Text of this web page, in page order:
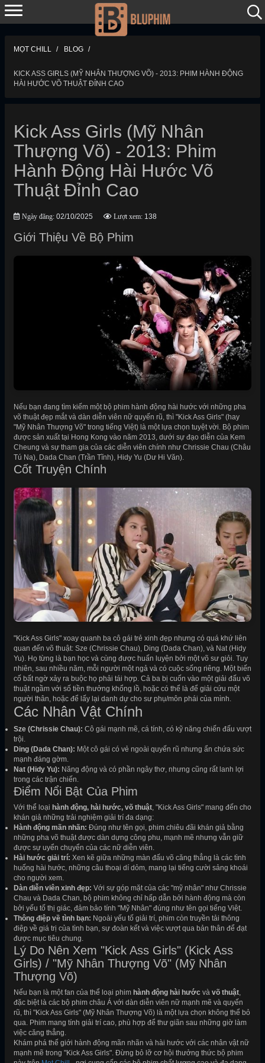
MỌT CHILL BLOG
KICK ASS GIRLS (MỸ NHÂN THƯỢNG VÕ) - 2013: PHIM HÀNH ĐỘNG
HÀI HƯỚC VÕ THUẬT ĐỈNH CAO
Kick Ass Girls (Mỹ Nhân
Thượng Võ) - 2013: Phim
Hành Động Hài Hước Võ
Thuật Đỉnh Cao
Ngày đăng: 02/10/2025 Lượt xem: 138
Giới Thiệu Về Bộ Phim
Nếu bạn đang tìm kiếm một bộ phim hành động hài hước với những pha
võ thuật đẹp mắt và dàn diễn viên nữ quyến rũ, thì "Kick Ass Girls" (hay
"Mỹ Nhân Thượng Võ" trong tiếng Việt) là một lựa chọn tuyệt vời. Bộ phim
được sản xuất tại Hong Kong vào năm 2013, dưới sự đạo diễn của Kem
Cheung và sự tham gia của các diễn viên chính như Chrissie Chau (Châu
Tú Na), Dada Chan (Trần Tĩnh), Hidy Yu (Dư Hi Văn).
Cốt Truyện Chính
"Kick Ass Girls" xoay quanh ba cô gái trẻ xinh đẹp nhưng có quá khứ liên
quan đến võ thuật: Sze (Chrissie Chau), Ding (Dada Chan), và Nat (Hidy
Yu). Họ từng là bạn học và cùng được huấn luyện bởi một võ sư giỏi. Tuy
nhiên, sau nhiều năm, mỗi người một ngả và có cuộc sống riêng. Một biến
cố bất ngờ xảy ra buộc họ phải tái hợp. Cả ba bị cuốn vào một giải đấu võ
thuật ngầm với số tiền thưởng khổng lồ, hoặc có thể là để giải cứu một
người thân, hoặc để lấy lại danh dự cho sư phụ/môn phái của mình.
Các Nhân Vật Chính
Sze (Chrissie Chau): Cô gái mạnh mẽ, cá tính, có kỹ năng chiến đấu vượt
trội.
Ding (Dada Chan): Một cô gái có vẻ ngoài quyến rũ nhưng ẩn chứa sức
mạnh đáng gờm.
Nat (Hidy Yu): Năng động và có phần ngây thơ, nhưng cũng rất lanh lợi
trong các trận chiến.
Điểm Nổi Bật Của Phim
Với thể loại hành động, hài hước, võ thuật, "Kick Ass Girls" mang đến cho
khán giả những trải nghiệm giải trí đa dạng:
Hành động mãn nhãn: Đúng như tên gọi, phim chiêu đãi khán giả bằng
những pha võ thuật được dàn dựng công phu, mạnh mẽ nhưng vẫn giữ
được sự uyển chuyển của các nữ diễn viên.
Hài hước giải trí: Xen kẽ giữa những màn đấu võ căng thẳng là các tình
huống hài hước, những câu thoại dí dỏm, mang lại tiếng cười sảng khoái
cho người xem.
Dàn diễn viên xinh đẹp: Với sự góp mặt của các "mỹ nhân" như Chrissie
Chau và Dada Chan, bộ phim không chỉ hấp dẫn bởi hành động mà còn
bởi yếu tố thị giác, đảm bảo tính "Mỹ Nhân" đúng như tên gọi tiếng Việt.
Thông điệp về tình bạn: Ngoài yếu tố giải trí, phim còn truyền tải thông
điệp về giá trị của tình bạn, sự đoàn kết và việc vượt qua bản thân để đạt
được mục tiêu chung.
Lý Do Nên Xem "Kick Ass Girls" (Kick Ass
Girls) / "Mỹ Nhân Thượng Võ" (Mỹ Nhân
Thượng Võ)
Nếu bạn là một fan của thể loại phim hành động hài hước và võ thuật,
đặc biệt là các bộ phim châu Á với dàn diễn viên nữ mạnh mẽ và quyến
rũ, thì "Kick Ass Girls" (Mỹ Nhân Thượng Võ) là một lựa chọn không thể bỏ
qua. Phim mang tính giải trí cao, phù hợp để thư giãn sau những giờ làm
việc căng thẳng.
Khám phá thế giới hành động mãn nhãn và hài hước với các nhân vật nữ
mạnh mẽ trong "Kick Ass Girls". Đừng bỏ lỡ cơ hội thưởng thức bộ phim